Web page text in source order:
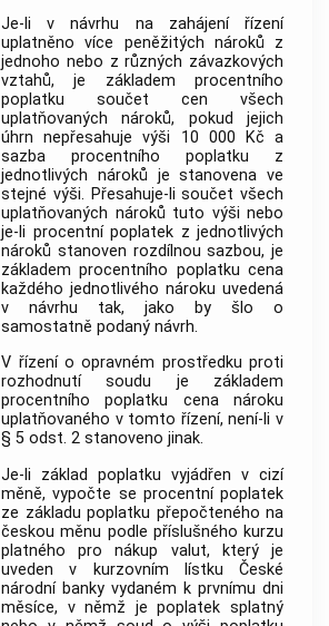
Je-li v návrhu na zahájení řízení
uplatněno více peněžitých nároků z
jednoho nebo z různých závazkových
vztahů, je základem procentního
poplatku součet cen všech
uplatňovaných nároků, pokud jejich
úhrn nepřesahuje výši 10 000 Kč a
sazba procentního poplatku z
jednotlivých nároků je stanovena ve
stejné výši. Přesahuje-li součet všech
uplatňovaných nároků tuto výši nebo
je-li procentní poplatek z jednotlivých
nároků stanoven rozdílnou sazbou, je
základem procentního poplatku cena
každého jednotlivého nároku uvedená
v návrhu tak, jako by šlo o
samostatně podaný návrh.
V řízení o opravném prostředku proti
rozhodnutí soudu je základem
procentního poplatku cena nároku
uplatňovaného v tomto řízení, není-li v
§ 5 odst. 2 stanoveno jinak.
Je-li základ poplatku vyjádřen v cizí
měně, vypočte se procentní poplatek
ze základu poplatku přepočteného na
českou měnu podle příslušného kurzu
platného pro nákup valut, který je
uveden v kurzovním lístku České
národní banky vydaném k prvnímu dni
měsíce, v němž je poplatek splatný